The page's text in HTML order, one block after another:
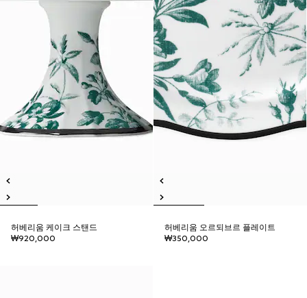
허베리움 케이크 스탠드
₩920,000
허베리움 오르되브르 플레이트
₩350,000